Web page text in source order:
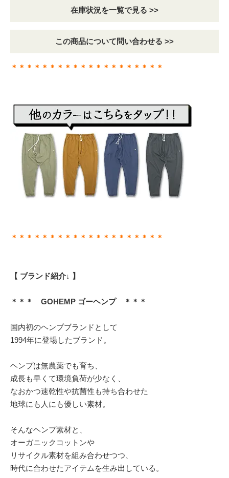
在庫状況を一覧で見る >>
この商品について問い合わせる >>
＊＊＊＊＊＊＊＊＊＊＊＊＊＊＊＊＊＊＊＊
＊＊＊＊＊＊＊＊＊＊＊＊＊＊＊＊＊＊＊＊
【 ブランド紹介↓ 】
＊＊＊ GOHEMP ゴーヘンプ ＊＊＊
国内初のヘンプブランドとして
1994年に登場したブランド。
ヘンプは無農薬でも育ち、
成長も早くて環境負荷が少なく、
なおかつ速乾性や抗菌性も持ち合わせた
地球にも人にも優しい素材。
そんなヘンプ素材と、
オーガニックコットンや
リサイクル素材を組み合わせつつ、
時代に合わせたアイテムを生み出している。